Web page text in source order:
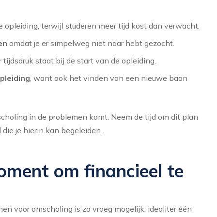
opleiding, terwijl studeren meer tijd kost dan verwacht.
omdat je er simpelweg niet naar hebt gezocht.
tijdsdruk staat bij de start van de opleiding.
, want ook het vinden van een nieuwe baan
in de problemen komt. Neem de tijd om dit plan
je hierin kan begeleiden.
om financieel te
voor omscholing is zo vroeg mogelijk, idealiter één